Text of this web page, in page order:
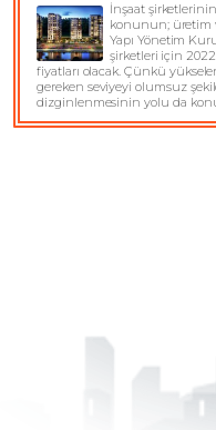
İnşaat
konunun; üretim
Yapı Yönetim
şirketleri için
fiyatları olacak. Çünkü
gereken seviyeyi olumsuz
dizginlenmesinin yolu da